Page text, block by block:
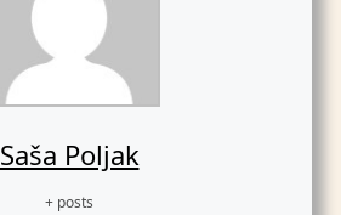
Saša Poljak
+ posts